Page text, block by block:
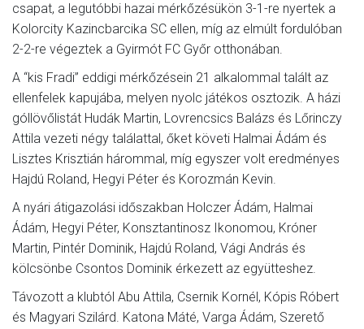
csapat, a legutóbbi hazai mérkőzésükön 3-1-re nyertek a
Kolorcity Kazincbarcika SC ellen, míg az elmúlt fordulóban
2-2-re végeztek a Gyirmót FC Győr otthonában.
A “kis Fradi” eddigi mérkőzésein 21 alkalommal talált az
ellenfelek kapujába, melyen nyolc játékos osztozik. A házi
góllövőlistát Hudák Martin, Lovrencsics Balázs és Lőrinczy
Attila vezeti négy találattal, őket követi Halmai Ádám és
Lisztes Krisztián hárommal, míg egyszer volt eredményes
Hajdú Roland, Hegyi Péter és Korozmán Kevin.
A nyári átigazolási időszakban Holczer Ádám, Halmai
Ádám, Hegyi Péter, Konsztantinosz Ikonomou, Króner
Martin, Pintér Dominik, Hajdú Roland, Vági András és
kölcsönbe Csontos Dominik érkezett az együtteshez.
Távozott a klubtól Abu Attila, Csernik Kornél, Kópis Róbert
és Magyari Szilárd. Katona Máté, Varga Ádám, Szerető